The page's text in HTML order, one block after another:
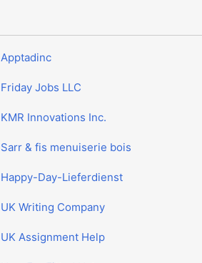
Apptadinc
Friday Jobs LLC
KMR Innovations Inc.
Sarr & fis menuiserie bois
Happy-Day-Lieferdienst
UK Writing Company
UK Assignment Help